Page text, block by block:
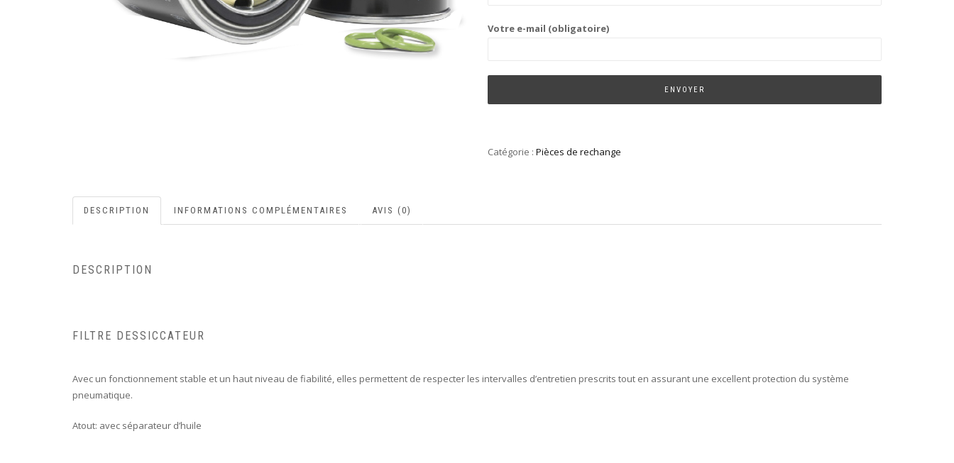
Votre e-mail (obligatoire)
Catégorie : Pièces de rechange
DESCRIPTION INFORMATIONS COMPLÉMENTAIRES AVIS (0)
DESCRIPTION
FILTRE DESSICCATEUR
Avec un fonctionnement stable et un haut niveau de fiabilité, elles permettent de respecter les intervalles d’entretien prescrits tout en assurant une excellent protection du système
pneumatique.
Atout: avec séparateur d’huile